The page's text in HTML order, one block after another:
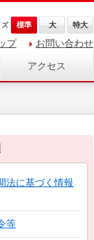
ズ 標準 大 特大
プ お問い合わせ
アクセス
法に基づく情報
等